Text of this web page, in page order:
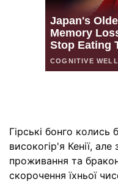
Гірські бонго колись
високогір'я Кенії,
проживання та
скорочення їхньої